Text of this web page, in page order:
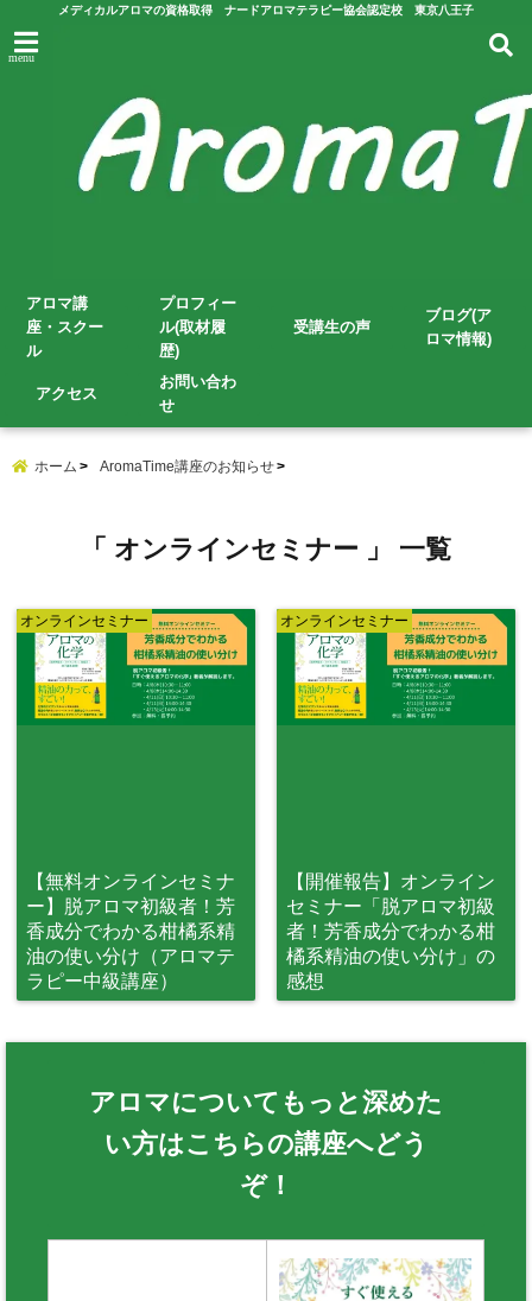
メディカルアロマの資格取得 ナードアロマテラピー協会認定校 東京八王子
menu
アロマ講
座・スクー
ル
プロフィー
ル(取材履
歴)
受講生の声
ブログ(ア
ロマ情報)
アクセス
お問い合わ
せ
ホーム AromaTime講座のお知らせ
「 オンラインセミナー 」 一覧
オンラインセミナー
【無料オンラインセミナ
ー】脱アロマ初級者！芳
香成分でわかる柑橘系精
油の使い分け（アロマテ
ラピー中級講座）
オンラインセミナー
【開催報告】オンライン
セミナー「脱アロマ初級
者！芳香成分でわかる柑
橘系精油の使い分け」の
感想
アロマについてもっと深めた
い方はこちらの講座へどう
ぞ！